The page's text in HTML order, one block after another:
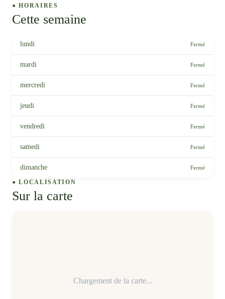
● HORAIRES
Cette semaine
lundi Fermé
mardi Fermé
mercredi Fermé
jeudi Fermé
vendredi Fermé
samedi Fermé
dimanche Fermé
● LOCALISATION
Sur la carte
Chargement de la carte...